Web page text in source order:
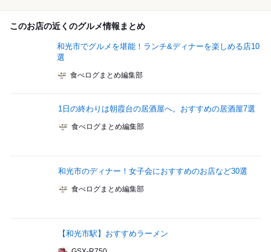
このお店の近くのグルメ情報まとめ
和光市でグルメを堪能！ランチ&ディナーを楽しめる店10
選
食べログまとめ編集部
1日の終わりは朝霞台の居酒屋へ。おすすめの居酒屋7選
食べログまとめ編集部
和光市のディナー！女子会におすすめのお店など30選
食べログまとめ編集部
【和光市駅】おすすめラーメン